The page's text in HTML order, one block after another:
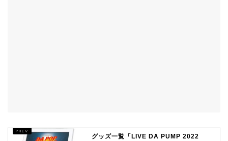
グッズ一覧「LIVE DA PUMP 2022